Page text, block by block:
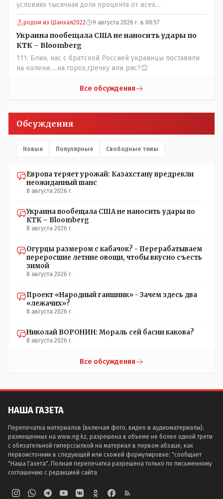
условиях тысячная доля процента от всех
вакцинированных может иметь плохие последствия от
прививки. Бумага нужна как защита от дол.....бов не
дружащих с школьными курсами предметов, в
частности биологии и математики. Vlad Kostanai: Поэтому
люди и отказываются и я в том числе своих не
прививал.Лично я вам и тем другим людям благодарен.
Добровольные действия направленные на сокращение
частотности появления в популяции соответствующих
комбинаций генов заслуживают благодарности. Мы и
естественный отбор.
родом из Шанхая2022 9 августа 2026 г. в 00:57
Украина пообещала США не наносить удары по
КТК – Bloomberg
111: Блин, нас с братской Россией украинцы поставили
на колени.....на горох,гречку или рис?😊
Все обсуждения
Обсуждения
Новые Популярные Свободные темы
Европа теряет урожай: Казахстану предрекли
неожиданный шанс
8 августа 2026 г.
Украина пообещала США не наносить удары по
КТК – Bloomberg
8 августа 2026 г.
Огурцы размером с кабачок? - Перерабатываем
переросшие летние овощи, чтобы вкусно съесть
зимой
8 августа 2026 г.
Проект «Народный гаишник» - Зачем здесь два
«лежачих»?
8 августа 2026 г.
Николай ВОРОНИН: Мораль сей басни какова?
8 августа 2026 г.
Все обсуждения
НАША ГАЗЕТА
Перепечатка материалов (включая фото, видео и аудиоматериалы),
размещенных на www.ng.kz, разрешена в объеме не более одной трети
с обязательной гиперссылкой на материал в первом абзаце, как
первоисточник в следующей или схожей формулировке: "сообщает
"Наша Газета". Полная перепечатка разрешена только по письменному
соглашению с редакцией сайта